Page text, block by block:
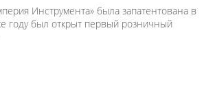
Инструмента» была запатентована в
году был открыт первый розничный